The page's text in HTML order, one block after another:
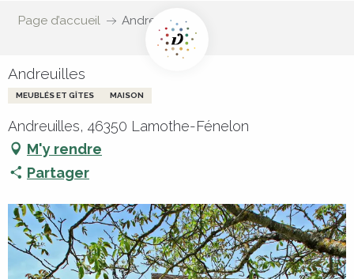
Page d’accueil Andreuilles
Andreuilles
MEUBLÉS ET GÎTES MAISON
Andreuilles, 46350 Lamothe-Fénelon
M'y rendre
Partager